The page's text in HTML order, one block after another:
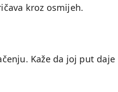
kroz osmijeh.
Kaže da joj put daje